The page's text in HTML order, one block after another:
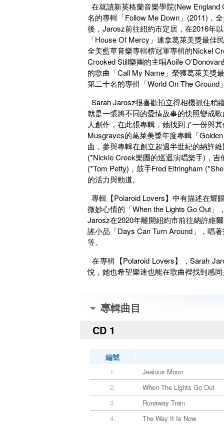
在就讀新英格蘭音樂學院(New
名的專輯「Follow Me Down」(2011)，
後，Jarosz前往紐約市定居，在2016年
「House Of Mercy」連拿葛萊美獎最
全美藍草音樂專輯榜冠軍專輯的Nickel
Crooked Still樂團的主唱Aoife
的歌曲「Call My Name」榮獲葛萊美獎
第二十名的專輯「World On The
Sarah Jarosz很喜歡拍立得相機抓住稍
就是一張將不同的愛情故事的快照變成
人創作，在此張專輯，她找到了一份與
Musgraves的葛萊美獎年度專輯「
曲，參與專輯在創立超過半世紀的納許
(*Nickle Creek樂團的巡迴演唱樂手)，
(*Tom Petty)，鼓手Fred Eltringham
的活力與勁道。
專輯【Polaroid Lovers】中有描述在耀
微妙心情的「When the Lights Go Out
Jarosz在2020年離開紐約市前往納許維
謠小品「Days Can Turn Around」，唱
等。
在專輯【Polaroid Lovers】，Sarah
悅，她也希望樂迷也能在歌曲裡找到感
專輯曲目
CD 1
編號
1.
Jealous Moon
2.
When The Lights Go Out
3.
Runaway Train
4.
The Way It Is Now